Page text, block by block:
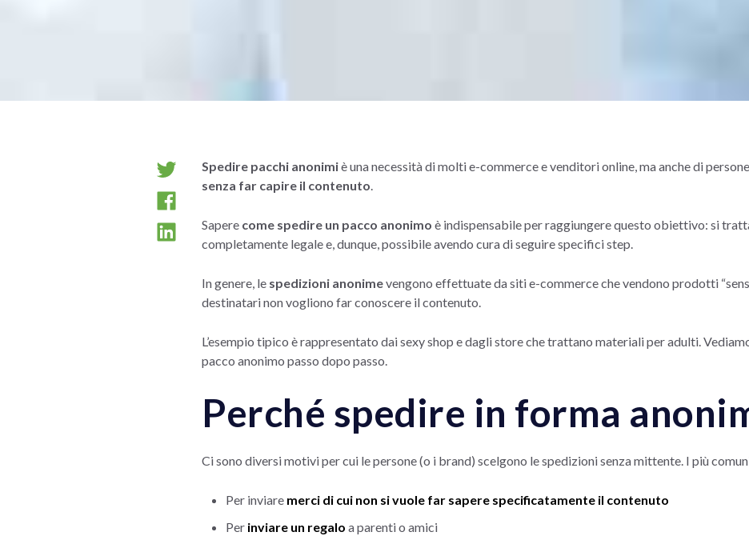
Spedire pacchi anonimiè una necessità di molti e-commerce e venditori online, ma anche di
senza far capire il contenuto.
Sapere come spedire un pacco anonimo è indispensabile per raggiungere questo obiettivo: si
completamente legale e, dunque, possibile avendo cura di seguire specifici step.
In genere, le spedizioni anonimevengono effettuate da siti e-commerce che vendono prodotti
destinatari non vogliono far conoscere il contenuto.
L’esempio tipico è rappresentato dai sexy shop e dagli store che trattano materiali per adulti.
pacco anonimo passo dopo passo.
Perché spedire in forma
Ci sono diversi motivi per cui le persone (o i brand) scelgono le spedizioni senza mittente. I più
Per inviare merci di cui non si vuole far sapere specificatamente il contenuto
Per inviare un regalo a parenti o amici